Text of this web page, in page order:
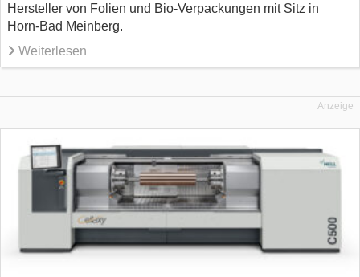
Hersteller von Folien und Bio-Verpackungen mit Sitz in
Horn-Bad Meinberg.
Weiterlesen
Anzeige